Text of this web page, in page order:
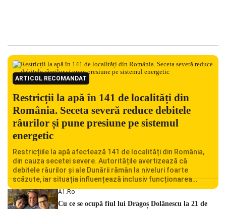
ARTICOL RECOMANDAT
Restricții la apă în 141 de localități din
România. Seceta severă reduce debitele
râurilor și pune presiune pe sistemul
energetic
Restricțiile la apă afectează 141 de localități din România,
din cauza secetei severe. Autoritățile avertizează că
debitele râurilor și ale Dunării rămân la niveluri foarte
scăzute, iar situația influențează inclusiv funcționarea
Centralei Nucleare de la Cernavodă. România se confruntă
cu una dintre cele mai dificile perioade din punct de vedere
hidrologic din ultimii ani. Lipsa […]
A1.ro
Cu ce se ocupă fiul lui Dragoș Dolănescu la 21 de